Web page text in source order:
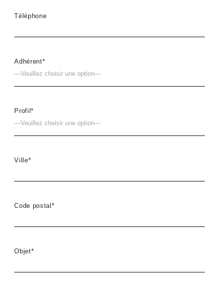
Téléphone
Adhérent*
Profil*
Ville*
Code postal*
Objet*